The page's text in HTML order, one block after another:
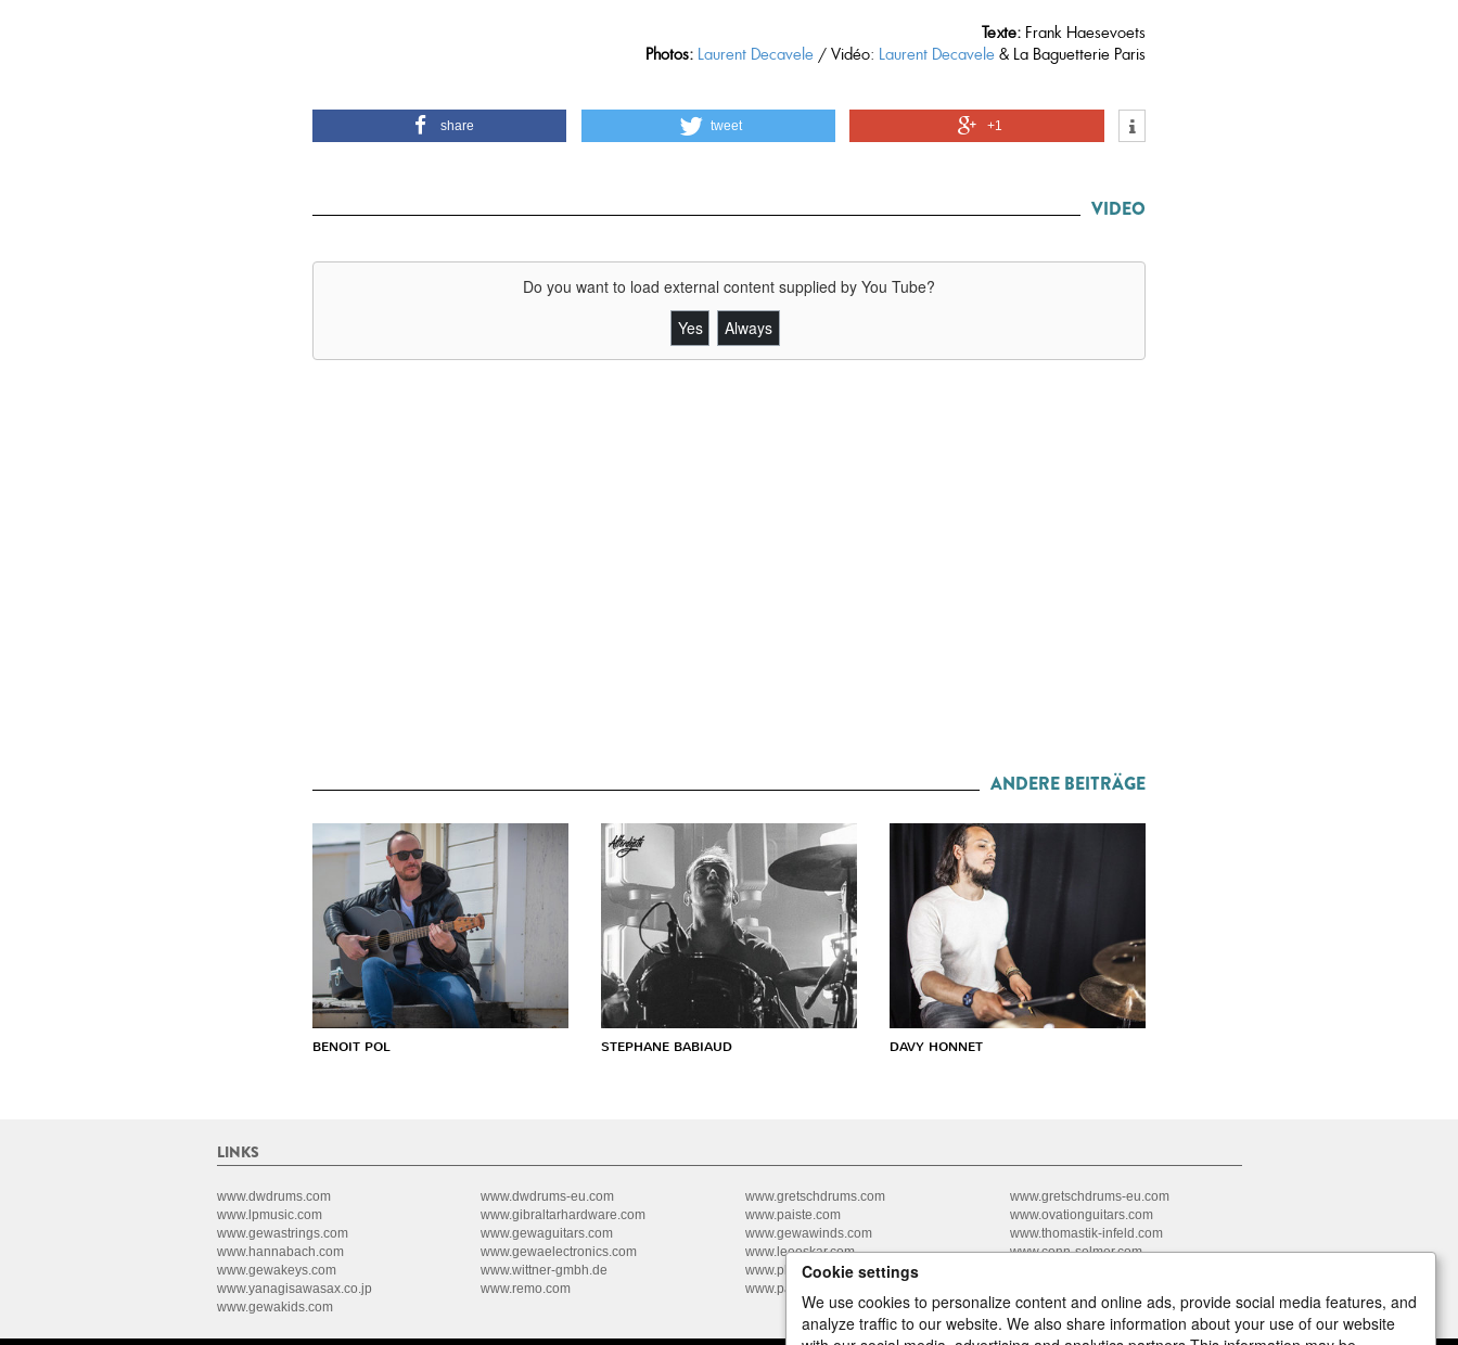
Texte: Frank Haesevoets
Photos: Laurent Decavele / Vidéo: Laurent Decavele & La Baguetterie Paris
share tweet +1
VIDEO
Do you want to load external content supplied by You Tube?
Yes
Always
ANDERE BEITRÄGE
BENOIT POL STEPHANE BABIAUD DAVY HONNET
LINKS
www.dwdrums.com www.dwdrums-eu.com www.gretschdrums.com
www.gretschdrums-eu.com
www.lpmusic.com
www.gibraltarhardware.com www.paiste.com
www.ovationguitars.com
www.gewastrings.com
www.gewaguitars.com www.gewawinds.com
www.thomastik-infeld.com
www.hannabach.com
www.gewaelectronics.com www.leeoskar.com
www.conn-selmer.com
www.gewakeys.com
www.wittner-gmbh.de www.pbone.co.uk
www.yanagisawasax.co.jp
www.remo.com www.pacificdrums.com
www.gewakids.com
Cookie settings
We use cookies to personalize content and online ads, provide social media features, and
analyze traffic to our website. We also share information about your use of our website